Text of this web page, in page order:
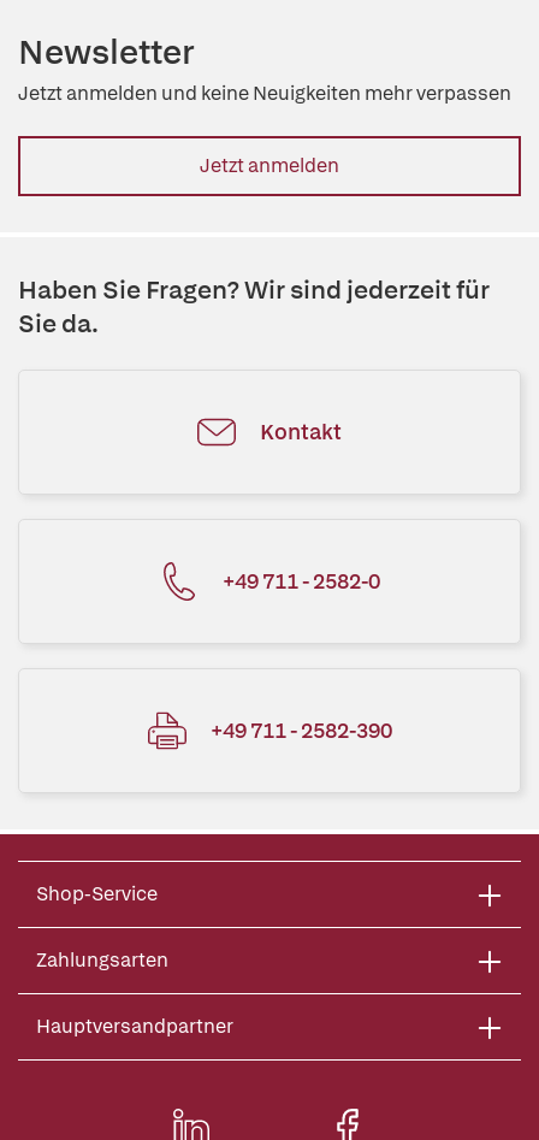
Newsletter
Jetzt anmelden und keine Neuigkeiten mehr verpassen
Jetzt anmelden
Haben Sie Fragen? Wir sind jederzeit für
Sie da.
Kontakt
+49 711 - 2582-0
+49 711 - 2582-390
Shop-Service
Zahlungsarten
Hauptversandpartner